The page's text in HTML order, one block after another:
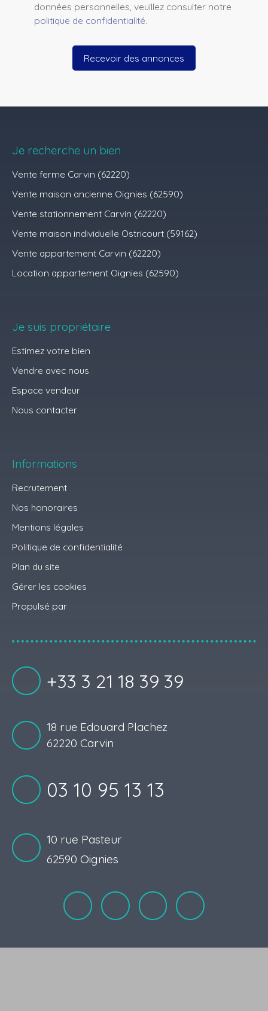
données personnelles, veuillez consulter notre
politique de confidentialité.
Recevoir des annonces
Je recherche un bien
Vente ferme Carvin (62220)
Vente maison ancienne Oignies (62590)
Vente stationnement Carvin (62220)
Vente maison individuelle Ostricourt (59162)
Vente appartement Carvin (62220)
Location appartement Oignies (62590)
Je suis propriétaire
Estimez votre bien
Vendre avec nous
Espace vendeur
Nous contacter
Informations
Recrutement
Nos honoraires
Mentions légales
Politique de confidentialité
Plan du site
Gérer les cookies
Propulsé par
+33 3 21 18 39 39
18 rue Edouard Plachez
62220 Carvin
03 10 95 13 13
10 rue Pasteur
62590 Oignies